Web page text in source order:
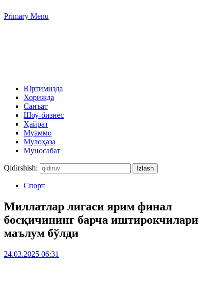
Primary Menu
Юртимизда
Хорижда
Санъат
Шоу-бизнес
Ҳайрат
Муаммо
Мулоҳаза
Муносабат
Qidirshish:
Спорт
Миллатлар лигаси ярим финал
босқичининг барча иштирокчилари
маълум бўлди
24.03.2025 06:31